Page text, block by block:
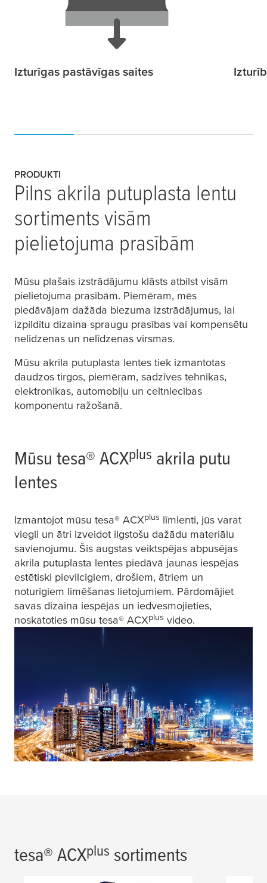
Izturīgas pastāvīgas saites
PRODUKTI
Pilns akrila putuplasta lentu
sortiments visām
pielietojuma prasībām
Mūsu plašais izstrādājumu klāsts atbilst visām
pielietojuma prasībām. Piemēram, mēs
piedāvājam dažāda biezuma izstrādājumus, lai
izpildītu dizaina spraugu prasības vai kompensētu
nelīdzenas un nelīdzenas virsmas.
Mūsu akrila putuplasta lentes tiek izmantotas
daudzos tirgos, piemēram, sadzīves tehnikas,
elektronikas, automobiļu un celtniecības
komponentu ražošanā.
Mūsu tesa® ACXplus akrila putu
lentes
Izmantojot mūsu tesa® ACXplus līmlenti, jūs varat
viegli un ātri izveidot ilgstošu dažādu materiālu
savienojumu. Šīs augstas veiktspējas abpusējas
akrila putuplasta lentes piedāvā jaunas iespējas
estētiski pievilcīgiem, drošiem, ātriem un
noturīgiem līmēšanas lietojumiem. Pārdomājiet
savas dizaina iespējas un iedvesmojieties,
noskatoties mūsu tesa® ACXplus video.
tesa® ACXplus sortiments